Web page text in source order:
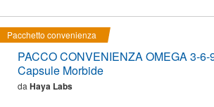
Pacchetto convenienza
PACCO CONVENIENZA OMEGA 3-6-
Capsule Morbide
da Haya Labs